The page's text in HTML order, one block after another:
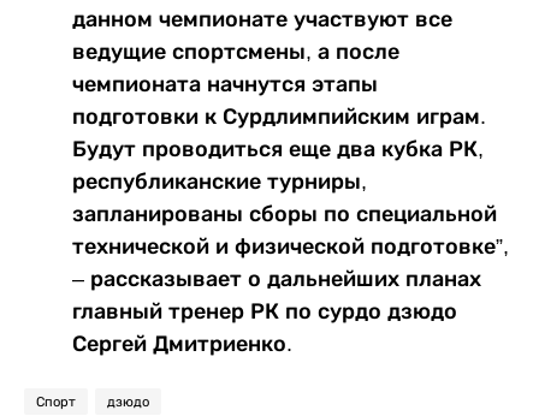
данном чемпионате участвуют все
ведущие спортсмены, а после
чемпионата начнутся этапы
подготовки к Сурдлимпийским играм.
Будут проводиться еще два кубка РК,
республиканские турниры,
запланированы сборы по специальной
технической и физической подготовке”,
– рассказывает о дальнейших планах
главный тренер РК по сурдо дзюдо
Сергей Дмитриенко.
Спорт дзюдо